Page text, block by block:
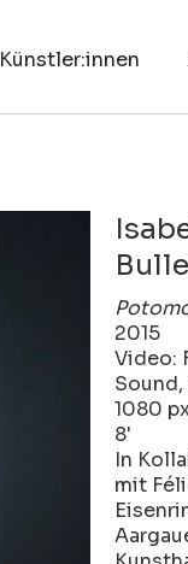
Künstler:innen
2015
Video:
Sound,
1080
8'
In
mit